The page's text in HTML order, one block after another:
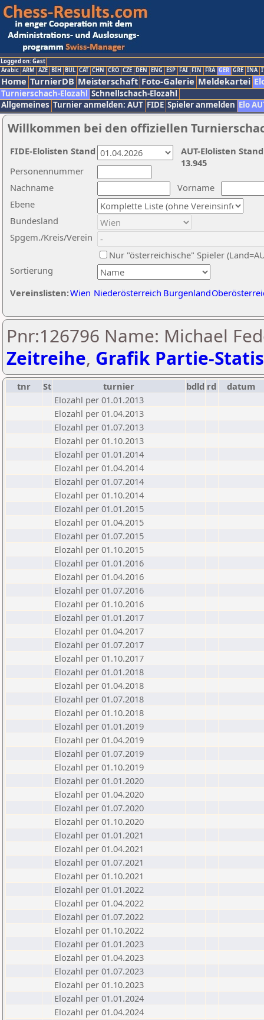
Logged on: Gast
Arabic ARM AZE BIH BUL CAT CHN CRO CZE DEN ENG ESP FAI FIN FRA GER GRE INA
Home TurnierDB Meisterschaft Foto-Galerie Meldekartei
Turnierschach-Elozahl Schnellschach-Elozahl
Allgemeines Turnier anmelden: AUT FIDE Spieler anmelden Elo
Willkommen bei den offiziellen
Nachname
Vorname
Ebene
Sortierung
Personennummer
Bundesland
Spgem./Kreis/Verein
Nur "österreichische" Spieler
Vereinslisten:Wien Niederösterreich Burgenland
AUT-Elolisten
13.945
FIDE-Elolisten Stand
Pnr:126796 Name: Michael
Zeitreihe, Grafik Partie-
tnr St turnier bdld rd
datum
Elozahl per 01.01.2013
Elozahl per 01.04.2013
Elozahl per 01.07.2013
Elozahl per 01.10.2013
Elozahl per 01.01.2014
Elozahl per 01.04.2014
Elozahl per 01.07.2014
Elozahl per 01.10.2014
Elozahl per 01.01.2015
Elozahl per 01.04.2015
Elozahl per 01.07.2015
Elozahl per 01.10.2015
Elozahl per 01.01.2016
Elozahl per 01.04.2016
Elozahl per 01.07.2016
Elozahl per 01.10.2016
Elozahl per 01.01.2017
Elozahl per 01.04.2017
Elozahl per 01.07.2017
Elozahl per 01.10.2017
Elozahl per 01.01.2018
Elozahl per 01.04.2018
Elozahl per 01.07.2018
Elozahl per 01.10.2018
Elozahl per 01.01.2019
Elozahl per 01.04.2019
Elozahl per 01.07.2019
Elozahl per 01.10.2019
Elozahl per 01.01.2020
Elozahl per 01.04.2020
Elozahl per 01.07.2020
Elozahl per 01.10.2020
Elozahl per 01.01.2021
Elozahl per 01.04.2021
Elozahl per 01.07.2021
Elozahl per 01.10.2021
Elozahl per 01.01.2022
Elozahl per 01.04.2022
Elozahl per 01.07.2022
Elozahl per 01.10.2022
Elozahl per 01.01.2023
Elozahl per 01.04.2023
Elozahl per 01.07.2023
Elozahl per 01.10.2023
Elozahl per 01.01.2024
Elozahl per 01.04.2024